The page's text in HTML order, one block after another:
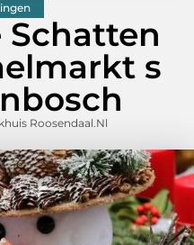
s
Roosendaal.nl